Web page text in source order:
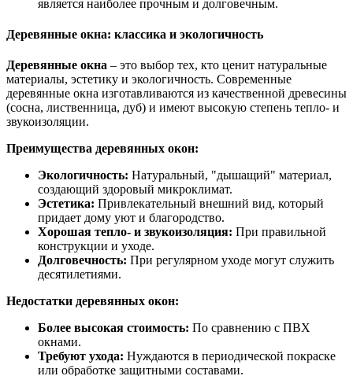
является наиболее прочным и долговечным.
Деревянные окна: классика и экологичность
Деревянные окна – это выбор тех, кто ценит натуральные
материалы, эстетику и экологичность. Современные
деревянные окна изготавливаются из качественной древесины
(сосна, лиственница, дуб) и имеют высокую степень тепло- и
звукоизоляции.
Преимущества деревянных окон:
Экологичность: Натуральный, "дышащий" материал,
создающий здоровый микроклимат.
Эстетика: Привлекательный внешний вид, который
придает дому уют и благородство.
Хорошая тепло- и звукоизоляция: При правильной
конструкции и уходе.
Долговечность: При регулярном уходе могут служить
десятилетиями.
Недостатки деревянных окон:
Более высокая стоимость: По сравнению с ПВХ
окнами.
Требуют ухода: Нуждаются в периодической покраске
или обработке защитными составами.